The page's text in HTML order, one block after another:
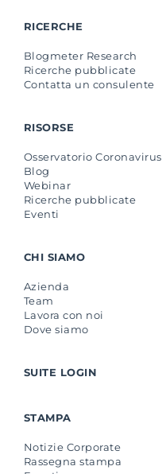
RICERCHE
Blogmeter Research
Ricerche pubblicate
Contatta un consulente
RISORSE
Osservatorio Coronavirus
Blog
Webinar
Ricerche pubblicate
Eventi
CHI SIAMO
Azienda
Team
Lavora con noi
Dove siamo
SUITE LOGIN
STAMPA
Notizie Corporate
Rassegna stampa